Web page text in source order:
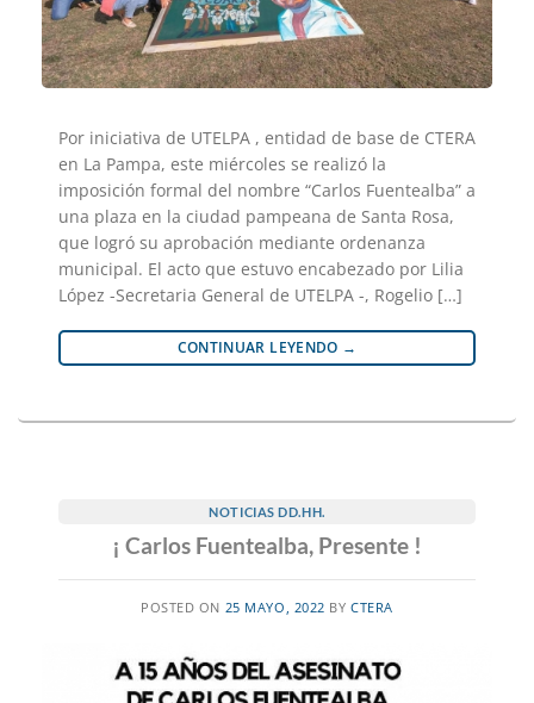
Por iniciativa de UTELPA , entidad de base de CTERA
en La Pampa, este miércoles se realizó la
imposición formal del nombre “Carlos Fuentealba” a
una plaza en la ciudad pampeana de Santa Rosa,
que logró su aprobación mediante ordenanza
municipal. El acto que estuvo encabezado por Lilia
López -Secretaria General de UTELPA -, Rogelio […]
CONTINUAR LEYENDO →
NOTICIAS DD.HH.
¡ Carlos Fuentealba, Presente !
POSTED ON 25 MAYO, 2022 BYCTERA